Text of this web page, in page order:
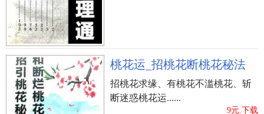
桃花运_招桃花断桃花秘法
招桃花求缘、有桃花不滥桃花、斩
断迷惑桃花运......
9元.下载